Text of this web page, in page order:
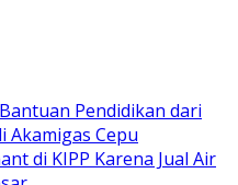
Pendidikan dari
Akamigas Cepu
di KIPP Karena Jual Air